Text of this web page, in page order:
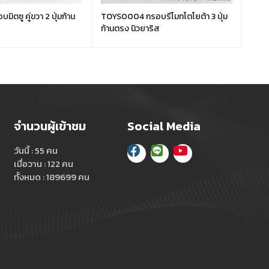
มิตซู คู่ขวา 2 ปุ่มก้าน
TOYS0004 กรอบรีโมทโตโยต้า 3 ปุ่ม
ก้านตรง นิวยาริส
จำนวนผู้เข้าชม
วันนี้ : 55 คน
เมื่อวาน : 122 คน
ทั้งหมด : 189699 คน
Social Media